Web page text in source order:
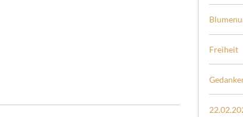
Freiheit